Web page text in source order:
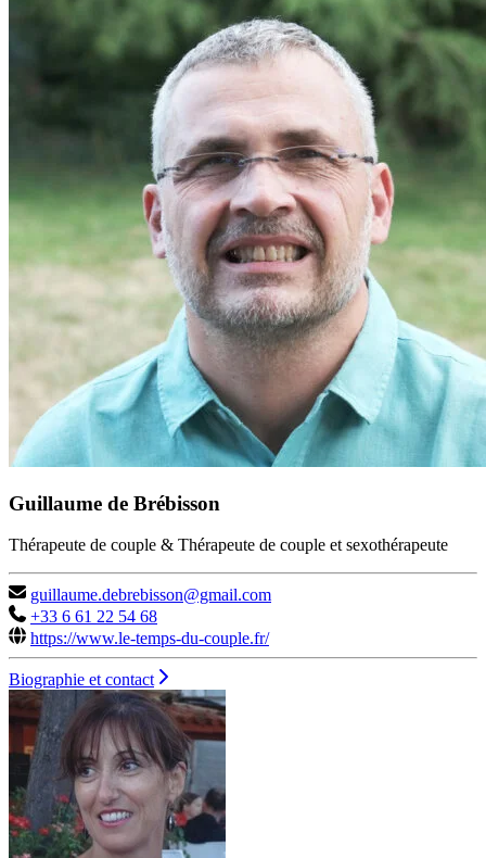
Guillaume de Brébisson
Thérapeute de couple & Thérapeute de couple et sexothérapeute
guillaume.debrebisson@gmail.com
+33 6 61 22 54 68
https://www.le-temps-du-couple.fr/
Biographie et contact